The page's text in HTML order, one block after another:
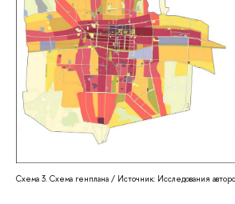
Схема 3. Схема генплана / Источник: Исследования